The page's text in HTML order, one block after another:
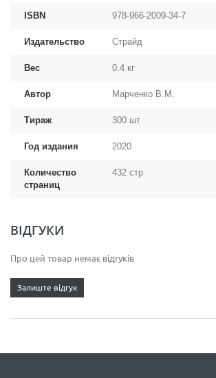
ISBN 978-966-2009-34-7
Издательство Страйд
Вес 0.4 кг
Автор Марченко В.М.
Тираж 300 шт
Год издания 2020
Количество
страниц
432 стр
ВІДГУКИ
Про цей товар немає відгуків
Залиште відгук